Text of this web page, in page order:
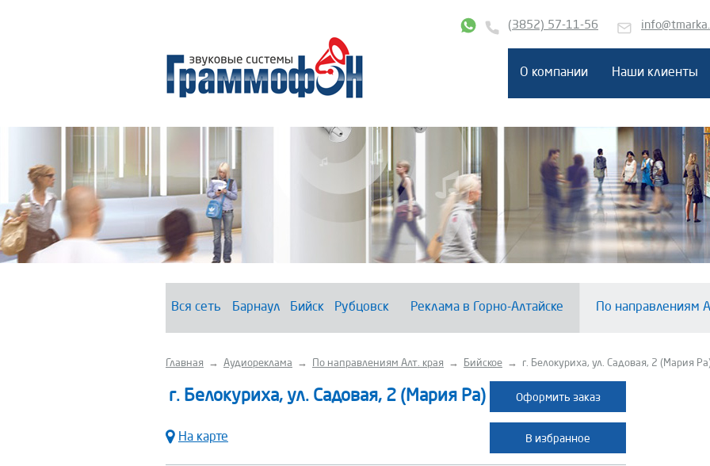
(3852) 57-11-56
О компании Наши клиенты
Вся сеть Барнаул Бийск Рубцовск Реклама в Горно-Алтайске По направлениям
Главная → Аудиореклама → По направлениям Алт. края → Бийское → г. Белокуриха, ул. Садовая, 2 (Мария
г. Белокуриха, ул. Садовая, 2 (Мария Ра)
На карте
Оформить заказ
В избранное